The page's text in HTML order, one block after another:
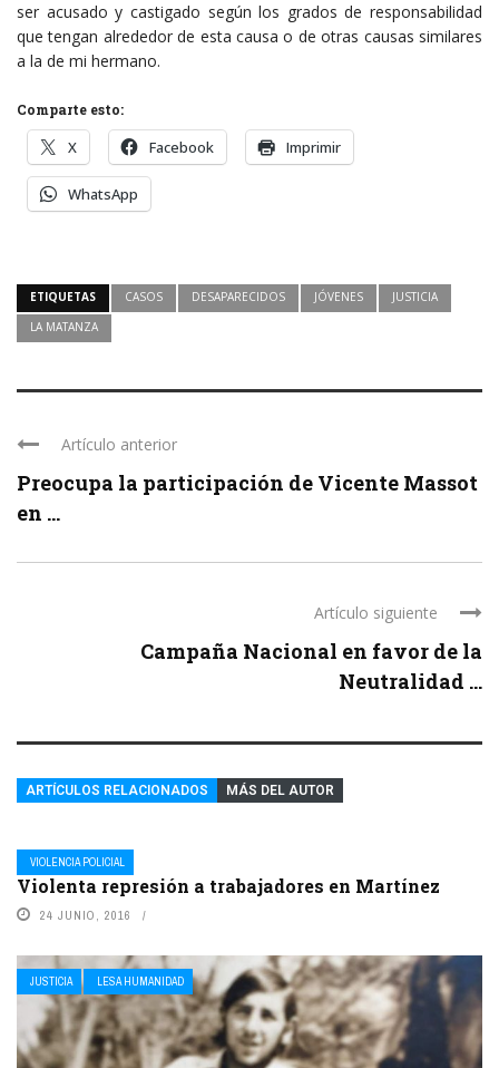
ser acusado y castigado según los grados de responsabilidad
que tengan alrededor de esta causa o de otras causas similares
a la de mi hermano.
Comparte esto:
X Facebook Imprimir
WhatsApp
ETIQUETAS CASOS DESAPARECIDOS JÓVENES
JUSTICIA
LA MATANZA
Artículo anterior
Preocupa la participación de Vicente Massot
en ...
Artículo siguiente
Campaña Nacional en favor de la
Neutralidad ...
ARTÍCULOS RELACIONADOS MÁS DEL AUTOR
VIOLENCIA POLICIAL
Violenta represión a trabajadores en Martínez
24 JUNIO, 2016
JUSTICIA LESA HUMANIDAD